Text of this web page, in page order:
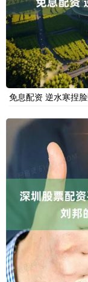
免息配资 逆水寒捏